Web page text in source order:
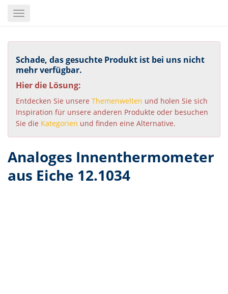
content
Toggle
Schade, das gesuchte Produkt ist bei uns nicht
mehr verfügbar.
Hier die Lösung:
Entdecken Sie unsere Themenwelten und holen Sie sich
Inspiration für unsere anderen Produkte oder besuchen
Sie die Kategorien und finden eine Alternative.
Analoges Innenthermometer
aus Eiche 12.1034